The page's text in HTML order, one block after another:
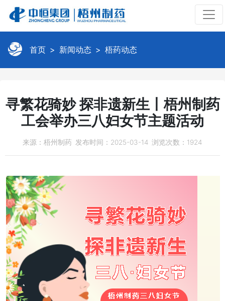
首页 新闻动态 梧药动态
寻繁花骑妙 探非遗新生丨梧州制药
工会举办三八妇女节主题活动
来源：梧州制药 发布时间：2025-03-14 浏览次数：1924